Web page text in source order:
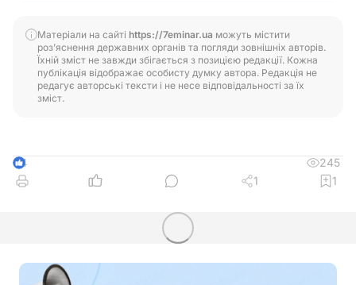
Матеріали на сайті https://7eminar.ua можуть містити
роз’яснення державних органів та погляди зовнішніх авторів.
Їхній зміст не завжди збігається з позицією редакції. Кожна
публікація відображає особисту думку автора. Редакція не
редагує авторські тексти і не несе відповідальності за їх
зміст.
4
245
1
1